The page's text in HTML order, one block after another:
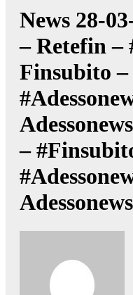
News 28-
– Retefin –
Finsubito –
–
Adessonews